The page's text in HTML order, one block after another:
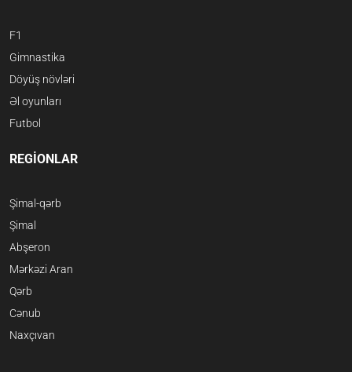
F1
Gimnastika
Döyüş növləri
Əl oyunları
Futbol
REGİONLAR
Şimal-qərb
Şimal
Abşeron
Mərkəzi Aran
Qərb
Cənub
Naxçıvan